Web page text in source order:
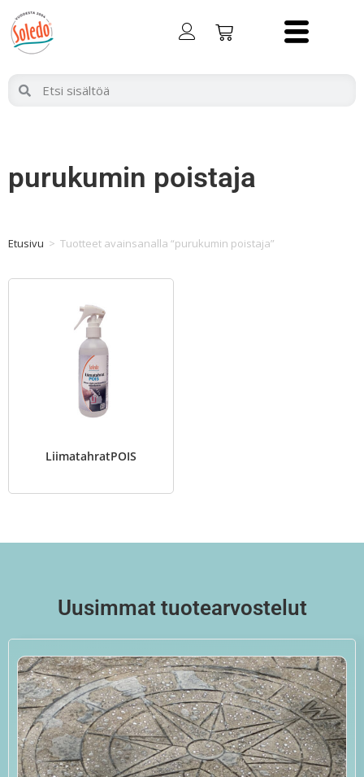
purukumin poistaja
Etusivu > Tuotteet avainsanalla “purukumin poistaja”
LiimatahratPOIS
Uusimmat tuotearvostelut